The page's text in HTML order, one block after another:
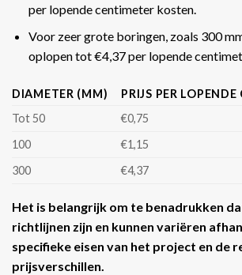
per lopende centimeter kosten.
Voor zeer grote boringen, zoals 300
oplopen tot €4,37 per lopende
DIAMETER (MM)
PRIJS PER
Tot 50
€0,75
100
€1,15
300
€4,37
Het is belangrijk om te benadrukken
richtlijnen zijn en kunnen variëren
specifieke eisen van het project en de
prijsverschillen.